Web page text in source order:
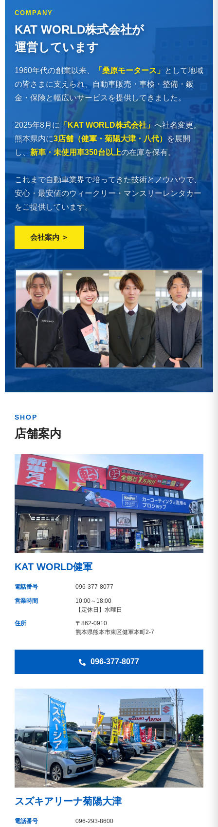
COMPANY
KAT WORLD株式会社が
運営しています
1960年代の創業以来、 「桑原モータース」 として地域
の皆さまに支えられ、自動車販売・車検・整備・鈑
金・保険と幅広いサービスを提供してきました。
2025年8月に 「KAT WORLD株式会社」 へ社名変更。
熊本県内に3店舗（健軍・菊陽大津・八代）
を展開
し、 新車・未使用車350台以上の在庫を保有。
これまで自動車業界で培ってきた技術とノウハウで、
安心・最安値のウィークリー・マンスリーレンタカー
をご提供しています。
会社案内 ＞
SHOP
店舗案内
KAT WORLD健軍
電話番号 096-377-8077
営業時間
10:00～18:00
【定休日】水曜日
住所
〒862-0910
熊本県熊本市東区健軍本町2-7
096-377-8077
スズキアリーナ菊陽大津
電話番号 096-293-8600